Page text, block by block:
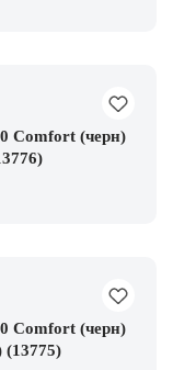
Comfort (черн)
Comfort (черн)
(13775)